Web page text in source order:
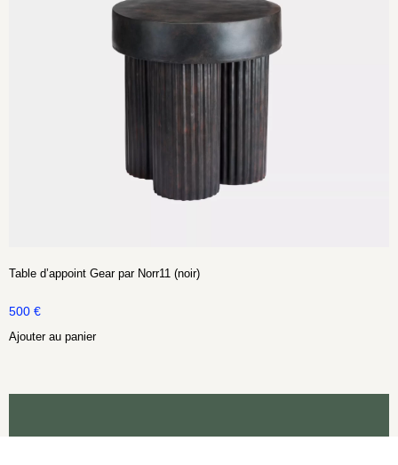
Table d’appoint Gear par Norr11 (noir)
500 €
Ajouter au panier